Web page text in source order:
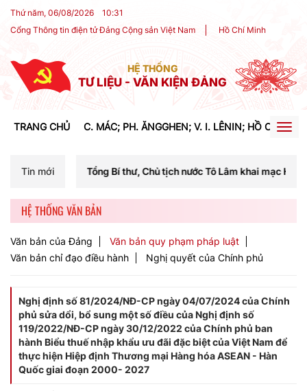
Thứ năm, 06/08/2026 10:31
Cổng Thông tin điện tử Đảng Cộng sản Việt Nam
Hồ Chí Minh
HỆ THỐNG
TƯ LIỆU - VĂN KIỆN ĐẢNG
TRANG CHỦ C. MÁC; PH. ĂNGGHEN; V. I. LÊNIN; HỒ CHÍ
Tin mới
Bí thư, Chủ tịch nước Tô Lâm khai mạc Hội nghị Trung ương
HỆ THỐNG VĂN BẢN
Văn bản của Đảng
Văn bản quy phạm pháp luật
Văn bản chỉ đạo điều hành
Nghị quyết của Chính phủ
Nghị định số 81/2024/NĐ-CP ngày 04/07/2024 của Chính
phủ sửa dổi, bổ sung một số điều của Nghị định số
119/2022/NĐ-CP ngày 30/12/2022 của Chính phủ ban
hành Biểu thuế nhập khẩu ưu đãi đặc biệt của Việt Nam để
thực hiện Hiệp định Thương mại Hàng hóa ASEAN - Hàn
Quốc giai đoạn 2000- 2027